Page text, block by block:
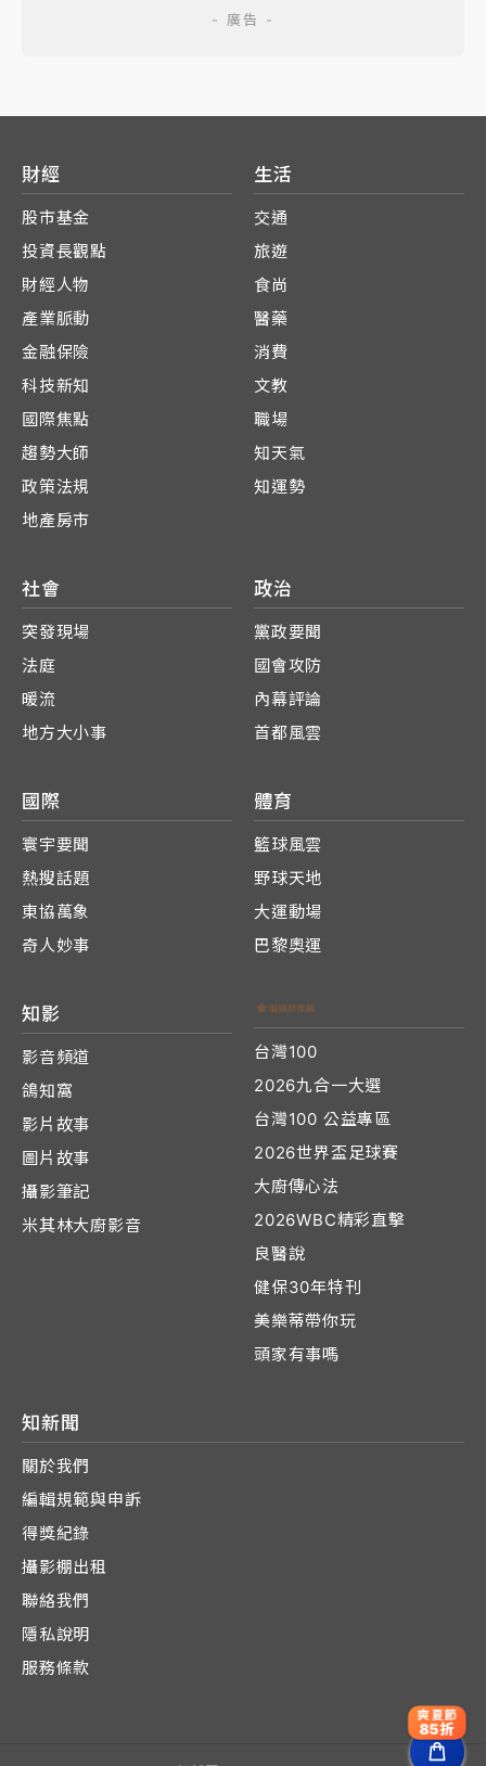
財經
股市基金
投資長觀點
財經人物
產業脈動
金融保險
科技新知
國際焦點
趨勢大師
政策法規
地產房市
生活
交通
旅遊
食尚
醫藥
消費
文教
職場
知天氣
知運勢
社會
突發現場
法庭
暖流
地方大小事
政治
黨政要聞
國會攻防
內幕評論
首都風雲
國際
寰宇要聞
熱搜話題
東協萬象
奇人妙事
體育
籃球風雲
野球天地
大運動場
巴黎奧運
知影
影音頻道
鴿知窩
影片故事
圖片故事
攝影筆記
米其林大廚影音
台灣100
2026九合一大選
台灣100 公益專區
2026世界盃足球賽
大廚傳心法
2026WBC精彩直擊
良醫說
健保30年特刊
美樂蒂帶你玩
頭家有事嗎
知新聞
關於我們
編輯規範與申訴
得獎紀錄
攝影棚出租
聯絡我們
隱私說明
服務條款
爽夏節
85折